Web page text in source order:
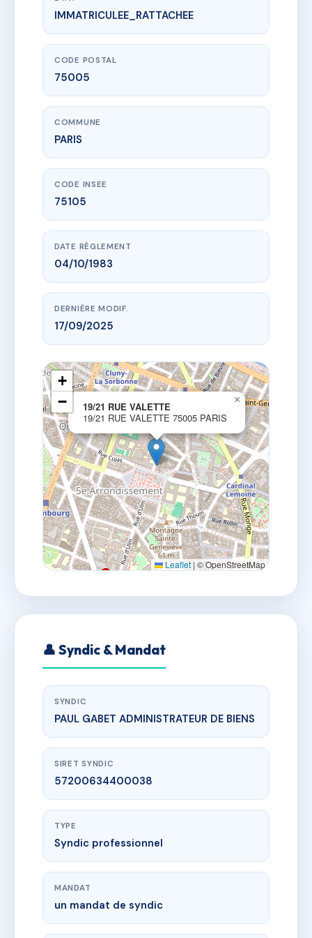
www.vme.plus/AC6780035
19/21 RUE VALETTE
21 Rue Valette
IMMATRICULEE_RATTACHEE
CODE POSTAL
75005
COMMUNE
PARIS
CODE INSEE
75105
DATE RÈGLEMENT
04/10/1983
DERNIÈRE MODIF.
17/09/2025
19/21 RUE VALETTE
19/21 RUE VALETTE 75005 PARIS
×
+
−
Leaflet | © OpenStreetMap
👤 Syndic & Mandat
SYNDIC
PAUL GABET ADMINISTRATEUR DE BIENS
SIRET SYNDIC
57200634400038
TYPE
Syndic professionnel
MANDAT
un mandat de syndic